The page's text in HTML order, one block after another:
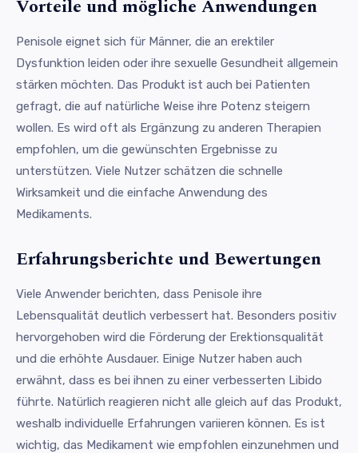
Vorteile und mögliche Anwendungen
Penisole eignet sich für Männer, die an erektiler
Dysfunktion leiden oder ihre sexuelle Gesundheit allgemein
stärken möchten. Das Produkt ist auch bei Patienten
gefragt, die auf natürliche Weise ihre Potenz steigern
wollen. Es wird oft als Ergänzung zu anderen Therapien
empfohlen, um die gewünschten Ergebnisse zu
unterstützen. Viele Nutzer schätzen die schnelle
Wirksamkeit und die einfache Anwendung des
Medikaments.
Erfahrungsberichte und Bewertungen
Viele Anwender berichten, dass Penisole ihre
Lebensqualität deutlich verbessert hat. Besonders positiv
hervorgehoben wird die Förderung der Erektionsqualität
und die erhöhte Ausdauer. Einige Nutzer haben auch
erwähnt, dass es bei ihnen zu einer verbesserten Libido
führte. Natürlich reagieren nicht alle gleich auf das Produkt,
weshalb individuelle Erfahrungen variieren können. Es ist
wichtig, das Medikament wie empfohlen einzunehmen und